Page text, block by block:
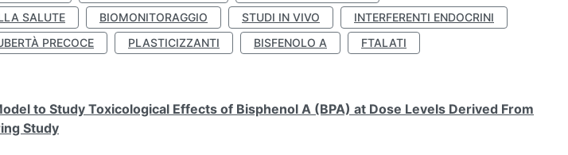
SALUTE
BIOMONITORAGGIO STUDI IN VIVO
INTERFERENTI ENDOCRINI
PRECOCE PLASTICIZZANTI BISFENOLO A
FTALATI
to Study Toxicological Effects of Bisphenol A (BPA) at Dose Levels Derived From
Study